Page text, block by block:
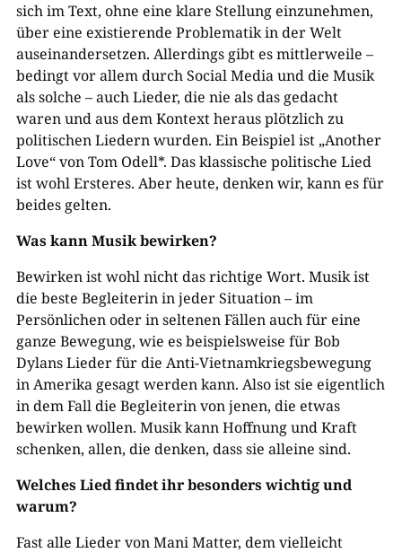
sich im Text, ohne eine klare Stellung einzunehmen,
über eine existierende Problematik in der Welt
auseinandersetzen. Allerdings gibt es mittlerweile –
bedingt vor allem durch Social Media und die Musik
als solche – auch Lieder, die nie als das gedacht
waren und aus dem Kontext heraus plötzlich zu
politischen Liedern wurden. Ein Beispiel ist „Another
Love“ von Tom Odell*. Das klassische politische Lied
ist wohl Ersteres. Aber heute, denken wir, kann es für
beides gelten.
Was kann Musik bewirken?
Bewirken ist wohl nicht das richtige Wort. Musik ist
die beste Begleiterin in jeder Situation – im
Persönlichen oder in seltenen Fällen auch für eine
ganze Bewegung, wie es beispielsweise für Bob
Dylans Lieder für die Anti-Vietnamkriegsbewegung
in Amerika gesagt werden kann. Also ist sie eigentlich
in dem Fall die Begleiterin von jenen, die etwas
bewirken wollen. Musik kann Hoffnung und Kraft
schenken, allen, die denken, dass sie alleine sind.
Welches Lied findet ihr besonders wichtig und
warum?
Fast alle Lieder von Mani Matter, dem vielleicht